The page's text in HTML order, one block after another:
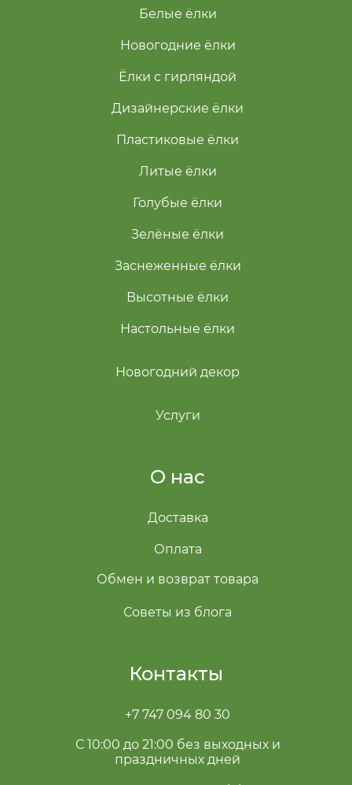
О нас
Контакты
Белые ёлки
Голубые ёлки
Зелёные ёлки
Доставка
Оплата
Обмен и возврат товара
Заснеженные ёлки
+7 747 094 80 30
С 10:00 до 21:00 без выходных и
праздничных дней
Советы из блога
Новогодние ёлки
Ёлки с гирляндой
Дизайнерские ёлки
Пластиковые ёлки
Литые ёлки
Высотные ёлки
Настольные ёлки
Услуги
Новогодний декор